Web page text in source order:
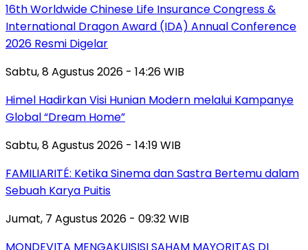
16th Worldwide Chinese Life Insurance Congress &
International Dragon Award (IDA) Annual Conference
2026 Resmi Digelar
Sabtu, 8 Agustus 2026 - 14:26 WIB
Himel Hadirkan Visi Hunian Modern melalui Kampanye
Global “Dream Home”
Sabtu, 8 Agustus 2026 - 14:19 WIB
FAMILIARITÉ: Ketika Sinema dan Sastra Bertemu dalam
Sebuah Karya Puitis
Jumat, 7 Agustus 2026 - 09:32 WIB
MONDEVITA MENGAKUISISI SAHAM MAYORITAS DI